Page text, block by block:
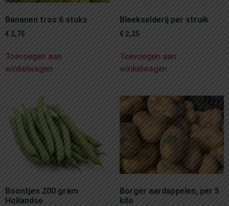
Bananen tros 6 stuks
€ 2,75
Toevoegen aan
winkelwagen
Bleekselderij per struik
€ 2,25
Toevoegen aan
winkelwagen
Boontjes 200 gram
Hollandse
Borger aardappelen, per 5
kilo